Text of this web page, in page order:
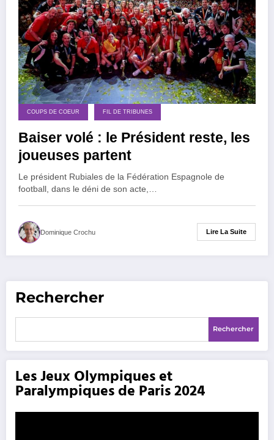
COUPS DE COEUR FIL DE TRIBUNES
Baiser volé : le Président reste, les
joueuses partent
Le président Rubiales de la Fédération Espagnole de
football, dans le déni de son acte,…
Dominique Crochu Lire La Suite
Rechercher
Rechercher
Les Jeux Olympiques et
Paralympiques de Paris 2024